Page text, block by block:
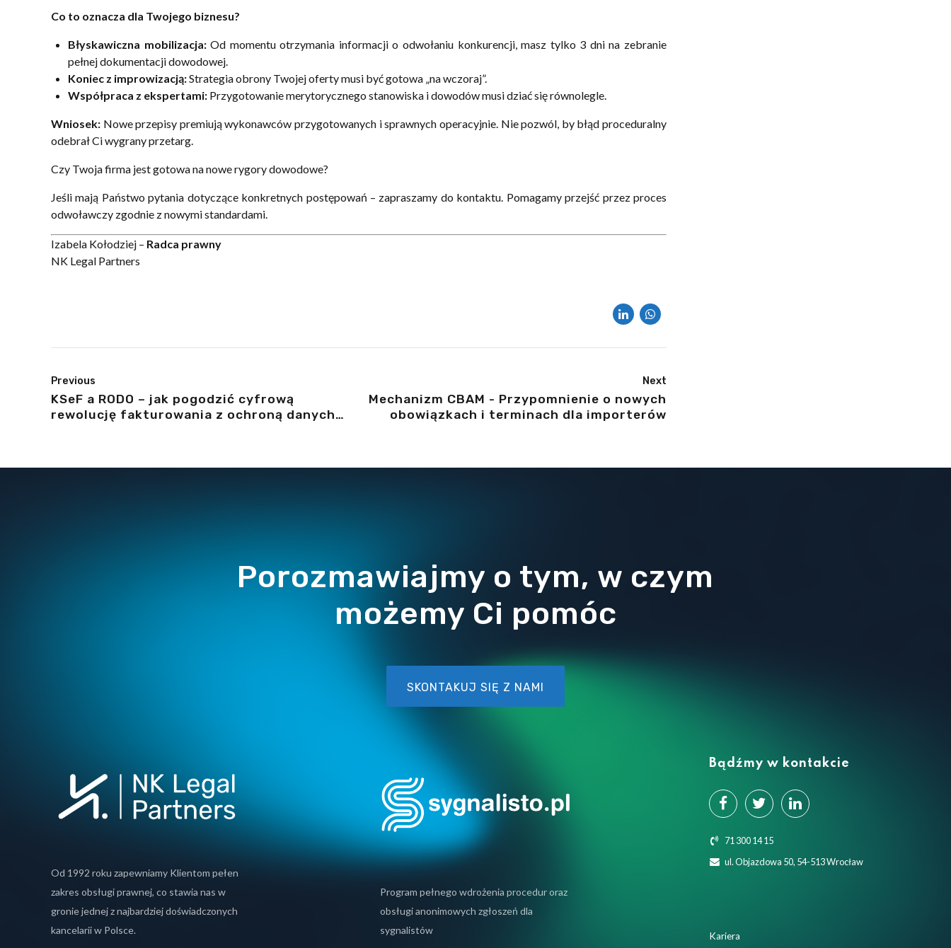
Co to oznacza dla Twojego biznesu?
Błyskawiczna mobilizacja:Od momentu otrzymania informacji o odwołaniu konkurencji, masz tylko 3 dni na zebranie
pełnej dokumentacji dowodowej.
Koniec z improwizacją:Strategia obrony Twojej oferty musi być gotowa „na wczoraj”.
Współpraca z ekspertami: Przygotowanie merytorycznego stanowiska i dowodów musi dziać się równolegle.
Wniosek: Nowe przepisy premiują wykonawców przygotowanych i sprawnych operacyjnie. Nie pozwól, by błąd proceduralny
odebrał Ci wygrany przetarg.
Czy Twoja firma jest gotowa na nowe rygory dowodowe?
Jeśli mają Państwo pytania dotyczące konkretnych postępowań – zapraszamy do kontaktu. Pomagamy przejść przez proces
odwoławczy zgodnie z nowymi standardami.
Izabela Kołodziej – Radca prawny
NK Legal Partners
Previous
KSeF a RODO – jak pogodzić cyfrową
rewolucję fakturowania z ochroną danych
Next
Mechanizm CBAM - Przypomnienie o nowych
obowiązkach i terminach dla importerów
Porozmawiajmy o tym, w czym
możemy Ci pomóc
SKONTAKUJ SIĘ Z NAMI
Od 1992 roku zapewniamy Klientom pełen
zakres obsługi prawnej, co stawia nas w
gronie jednej z najbardziej doświadczonych
kancelarii w Polsce.
Program pełnego wdrożenia procedur oraz
obsługi anonimowych zgłoszeń dla
sygnalistów
Bądźmy w kontakcie
71 300 14 15
ul. Objazdowa 50, 54-513 Wrocław
Kariera